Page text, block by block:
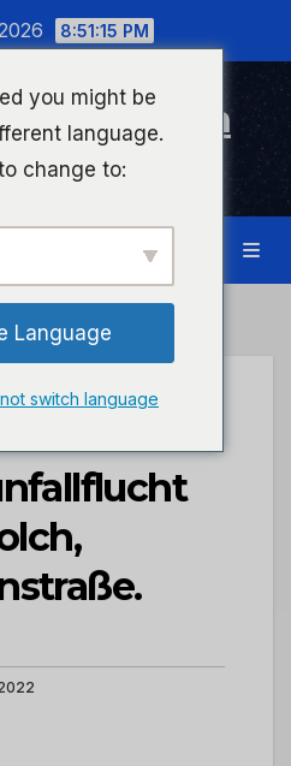
8:51:15 PM
Kreuznach
Bad Kreuznach
you might be
language.
change to:
Language
switch language